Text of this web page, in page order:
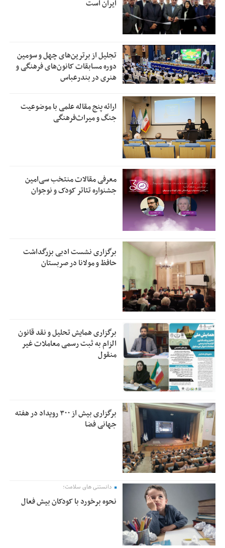
ایران است
تجلیل از بر‌ترین‌های چهل و سومین
دوره مسابقات کانون‌های فرهنگی و
هنری در بندرعباس
ارائه پنج مقاله علمی با موضوعیت
جنگ و میراث‌فرهنگی
معرفی مقالات منتخب سی‌امین
جشنواره تئاتر کودک و نوجوان
برگزاری نشست ادبی بزرگداشت
حافظ و مولانا در صربستان
برگزاری همایش تحلیل و نقد قانون
الزام به ثبت رسمی معاملات غیر
منقول
برگزاری بیش از ۳۰۰ رویداد در هفته
جهانی فضا
دانستنی های سلامت؛
نحوه برخورد با کودکان بیش فعال